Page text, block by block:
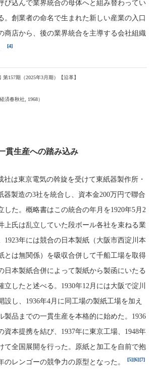
び込んで業界統合の母体へと組み替わってい
。創業者の命名で生まれた新しい産業の入口
商店から、後の業界統合を主導する会社組織
[4]
157期（2025年3月期）【沿革】
済春秋社, 1968）
貫生産への踏み込み
社は東京電気の斡旋を受けて東紙器製作所・
器製造の3社を統合し、資本金200万円で聯合
した。概略書はこの統合の年月を1920年5月2
上氏は乱立していた段ボール各社を束ねる業
1923年には競合の日本製紙（大阪市西淀川本
とは無関係）を吸収合併して千船工場を取得
日本製紙合併によって製紙から製函にいたる
立したと述べる。1930年12月には大阪で淀川
設し、1936年4月に同工場の製紙工場を加え
製品までの一貫生産を本格的に始めた。1936
資本提携を結び、1937年に東京工場、1948年
て全国展開を行った。原紙と加工を自前で抱
のレンゴーの競争力の原型となった。
[5] [6] [7]